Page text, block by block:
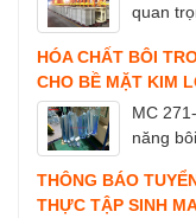
quan
HÓA CHẤT BÔI
CHO BỀ MẶT KIM
MC
năng
THÔNG BÁO
THỰC TẬP SINH